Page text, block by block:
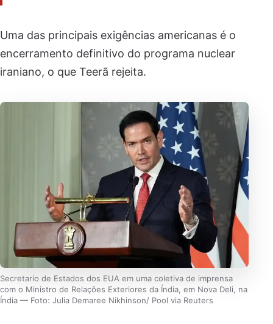
Uma das principais exigências americanas é o
encerramento definitivo do programa nuclear
iraniano, o que Teerã rejeita.
Secretario de Estados dos EUA em uma coletiva de imprensa
com o Ministro de Relações Exteriores da Índia, em Nova Deli, na
Índia — Foto: Julia Demaree Nikhinson/ Pool via Reuters